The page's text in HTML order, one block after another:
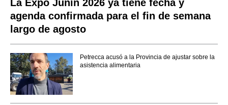
La Expo Junín 2026 ya tiene fecha y
agenda confirmada para el fin de semana
largo de agosto
Petrecca acusó a la Provincia de ajustar sobre la
asistencia alimentaria